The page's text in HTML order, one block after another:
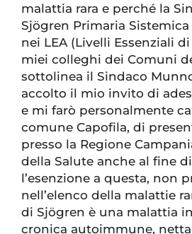
malattia rara e perché la
Sjögren Primaria
nei LEA (Livelli Essenziali
miei colleghi dei Comuni
sottolinea il Sindaco
accolto il mio invito di
e mi farò personalmente
comune Capofila, di
presso la Regione
della Salute anche al fine
l’esenzione a questa, non
nell’elenco della malattie
di Sjögren è una malattia
cronica autoimmune,